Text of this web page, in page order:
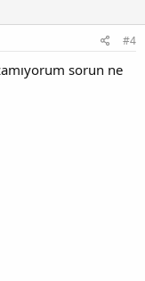
#4
sorun ne